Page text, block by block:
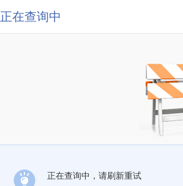
正在查询中
正在查询中，请刷新重试